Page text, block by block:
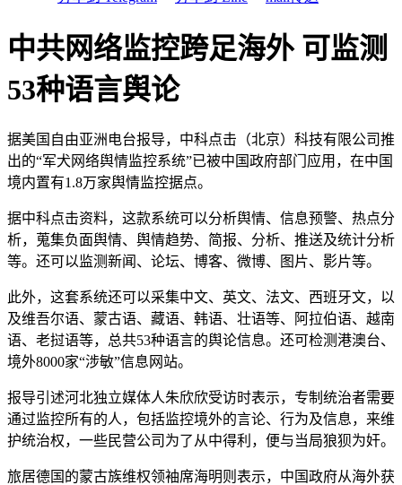
中共网络监控跨足海外 可监测
53种语言舆论
据美国自由亚洲电台报导，中科点击（北京）科技有限公司推
出的“军犬网络舆情监控系统”已被中国政府部门应用，在中国
境内置有1.8万家舆情监控据点。
据中科点击资料，这款系统可以分析舆情、信息预警、热点分
析，蒐集负面舆情、舆情趋势、简报、分析、推送及统计分析
等。还可以监测新闻、论坛、博客、微博、图片、影片等。
此外，这套系统还可以采集中文、英文、法文、西班牙文，以
及维吾尔语、蒙古语、藏语、韩语、壮语等、阿拉伯语、越南
语、老挝语等，总共53种语言的舆论信息。还可检测港澳台、
境外8000家“涉敏”信息网站。
报导引述河北独立媒体人朱欣欣受访时表示，专制统治者需要
通过监控所有的人，包括监控境外的言论、行为及信息，来维
护统治权，一些民营公司为了从中得利，便与当局狼狈为奸。
旅居德国的蒙古族维权领袖席海明则表示，中国政府从海外获